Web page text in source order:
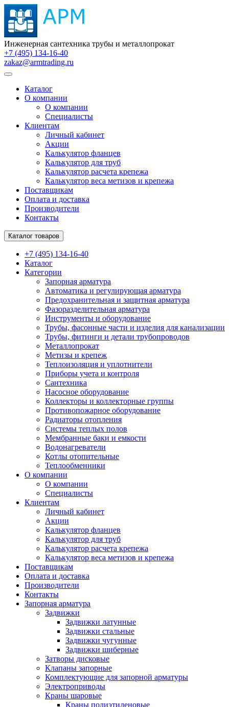
Инженерная сантехника трубы и металлопрокат
+7 (495) 134-16-40
zakaz@armtrading.ru
Каталог
О компании
О компании
Специалисты
Клиентам
Личный кабинет
Акции
Калькулятор фланцев
Калькулятор для труб
Калькулятор расчета крепежа
Калькулятор веса метизов и крепежа
Поставщикам
Оплата и доставка
Производители
Контакты
Каталог товаров
+7 (495) 134-16-40
Каталог
Категории
Запорная арматура
Автоматика и регулирующая арматура
Предохранительная и защитная арматура
Фазоразделительная арматура
Инструменты и оборудование
Трубы, фасонные части и изделия для канализации
Трубы, фитинги и детали трубопроводов
Металлопрокат
Метизы и крепеж
Теплоизоляция и уплотнители
Приборы учета и контроля
Сантехника
Насосное оборудование
Коллекторы и коллекторные группы
Противопожарное оборудование
Радиаторы отопления
Системы теплых полов
Мембранные баки и емкости
Водонагреватели
Котлы отопительные
Теплообменники
О компании
О компании
Специалисты
Клиентам
Личный кабинет
Акции
Калькулятор фланцев
Калькулятор для труб
Калькулятор расчета крепежа
Калькулятор веса метизов и крепежа
Поставщикам
Оплата и доставка
Производители
Контакты
Запорная арматура
Задвижки
Задвижки латунные
Задвижки стальные
Задвижки чугунные
Задвижки шиберные
Затворы дисковые
Клапаны запорные
Комплектующие для запорной арматуры
Электроприводы
Краны шаровые
Краны полиэтиленовые